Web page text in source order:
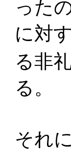
った
に対す
る非
る。
それ